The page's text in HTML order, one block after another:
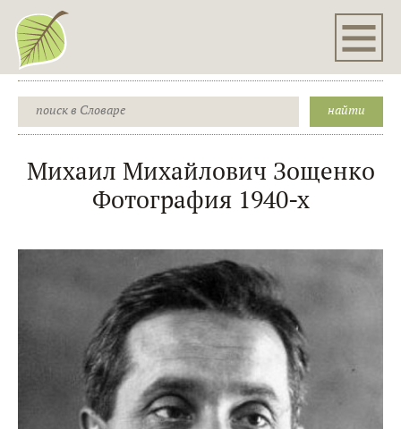
Михаил Михайлович Зощенко
Фотография 1940-х